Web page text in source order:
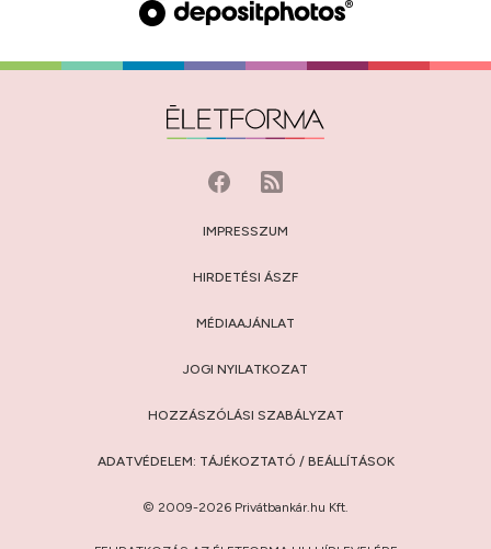
IMPRESSZUM
HIRDETÉSI ÁSZF
MÉDIAAJÁNLAT
JOGI NYILATKOZAT
HOZZÁSZÓLÁSI SZABÁLYZAT
ADATVÉDELEM: TÁJÉKOZTATÓ / BEÁLLÍTÁSOK
© 2009-2026 Privátbankár.hu Kft.